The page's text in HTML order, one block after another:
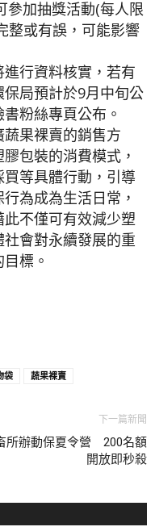
加抽獎活動(每人限
整或有誤，可能影響
行資料核實，若有
局預計於9月中旬公
粉絲專頁公布。
果裸賣的銷售方
包裝的消費模式，
等具體行動，引導
為成為生活日常，
不僅可有效減少塑
會對永續發展的重
標。
袋 蔬果裸賣
下一篇新聞
所辦動保夏令營 200名額
開放即秒殺